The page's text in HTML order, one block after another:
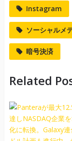
Instagram
ソーシャルメ
暗号決済
Related